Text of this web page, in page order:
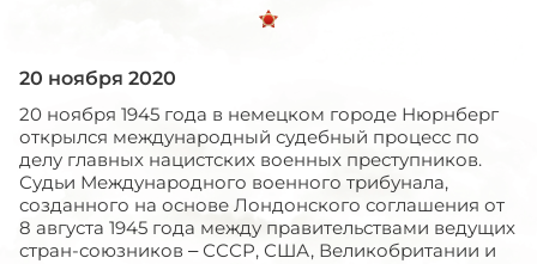
20 ноября 2020
20 ноября 1945 года в немецком городе Нюрнберг
открылся международный судебный процесс по
делу главных нацистских военных преступников.
Судьи Международного военного трибунала,
созданного на основе Лондонского соглашения от
8 августа 1945 года между правительствами ведущих
стран-союзников – СССР, США, Великобритании и